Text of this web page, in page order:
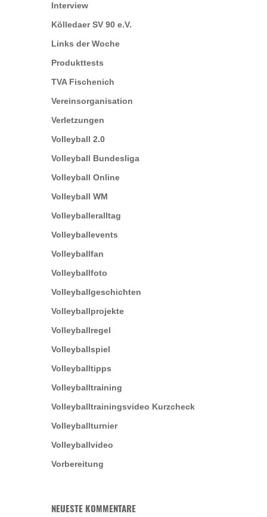
Interview
Kölledaer SV 90 e.V.
Links der Woche
Produkttests
TVA Fischenich
Vereinsorganisation
Verletzungen
Volleyball 2.0
Volleyball Bundesliga
Volleyball Online
Volleyball WM
Volleyballeralltag
Volleyballevents
Volleyballfan
Volleyballfoto
Volleyballgeschichten
Volleyballprojekte
Volleyballregel
Volleyballspiel
Volleyballtipps
Volleyballtraining
Volleyballtrainingsvideo Kurzcheck
Volleyballturnier
Volleyballvideo
Vorbereitung
NEUESTE KOMMENTARE